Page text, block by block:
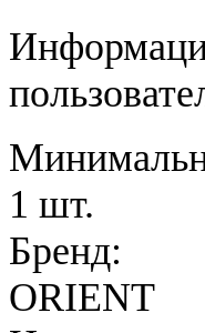
1 шт.
Бренд:
ORIENT